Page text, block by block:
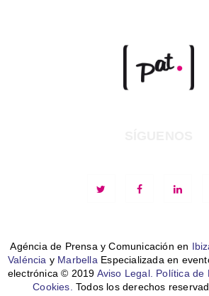
Agéncia de Prensa y Comunicación en
Valéncia y Marbella Especializada en
electrónica © 2019 Aviso Legal. Política de
Cookies. Todos los derechos